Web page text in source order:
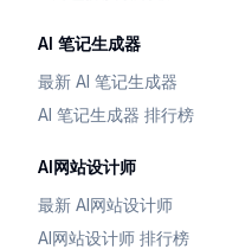
AI 笔记生成器
最新 AI 笔记生成器
AI 笔记生成器 排行榜
AI网站设计师
最新 AI网站设计师
AI网站设计师 排行榜